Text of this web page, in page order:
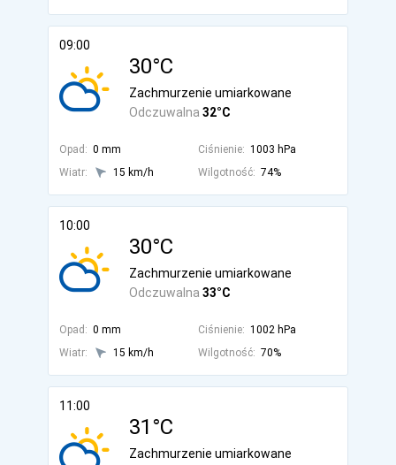
09:00
30°C
Odczuwalna 32°C
Zachmurzenie umiarkowane
Opad: 0 mm Ciśnienie: 1003 hPa
Wiatr:
15 km/h Wilgotność: 74%
10:00
30°C
Odczuwalna 33°C
Zachmurzenie umiarkowane
Opad: 0 mm Ciśnienie: 1002 hPa
Wiatr:
15 km/h Wilgotność: 70%
11:00
31°C
Zachmurzenie umiarkowane